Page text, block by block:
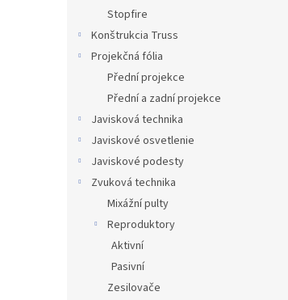
Stopfire
Konštrukcia Truss
Projekčná fólia
Přední projekce
Přední a zadní projekce
Javisková technika
Javiskové osvetlenie
Javiskové podesty
Zvuková technika
Mixážní pulty
Reproduktory
Aktivní
Pasivní
Zesilovače